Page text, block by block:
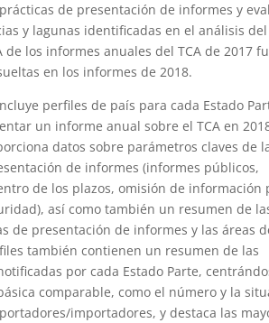
de presentación de informes y
y lagunas identificadas en el análisis del
de los informes anuales del TCA de 2017
en los informes de 2018.
perfiles de país para cada Estado
un informe anual sobre el TCA en
datos sobre parámetros claves de
de informes (informes públicos,
de los plazos, omisión de información
así como también un resumen de
de presentación de informes y las áreas
también contienen un resumen de las
por cada Estado Parte,
comparable, como el número y la
importadores, y destaca las